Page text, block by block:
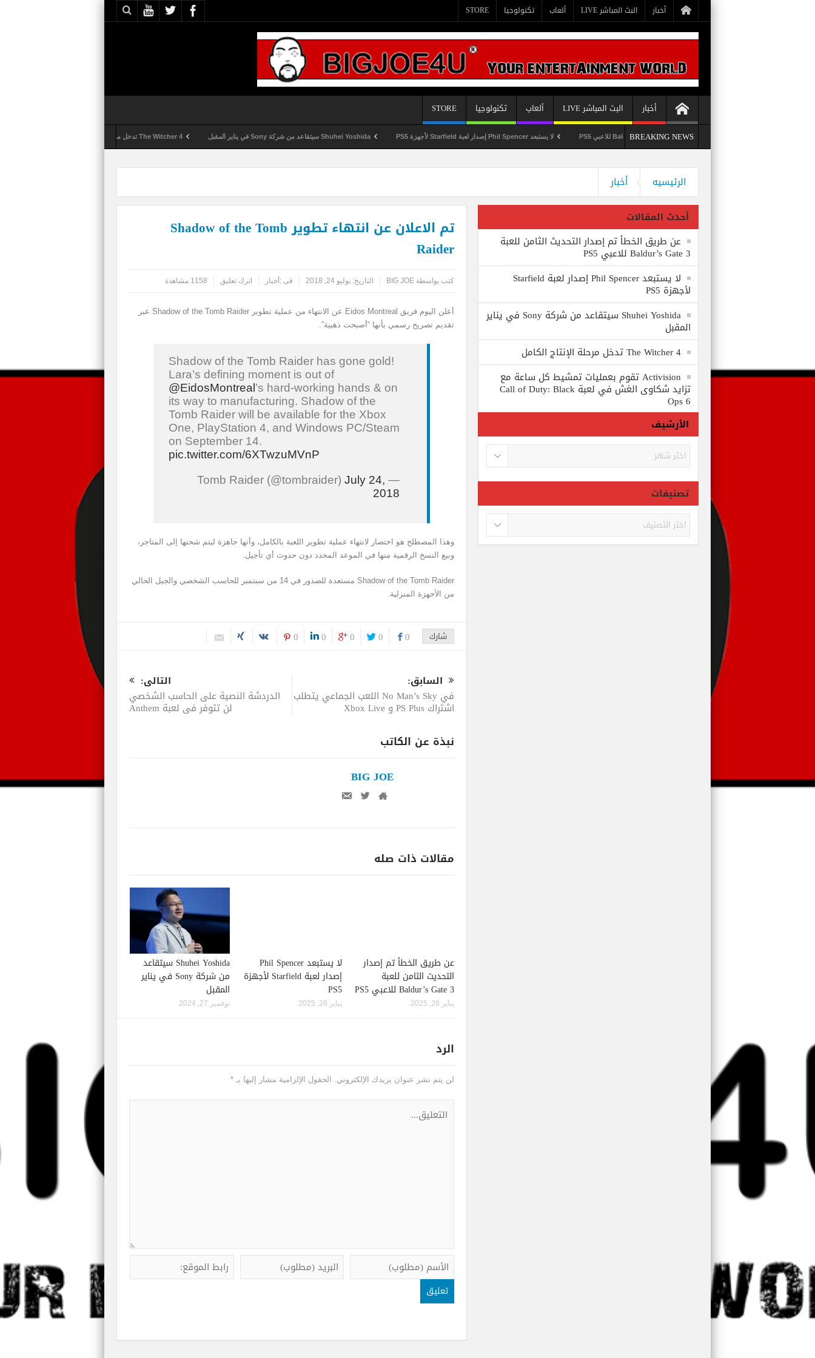
أخبار البث المباشر LIVE ألعاب تكنولوجيا STORE
أخبار البث المباشر LIVE ألعاب تكنولوجيا
STORE
BREAKING NEWSعن طريق الخطأ تم إصدار التحديث الثامن للعبة Baldur’s Gate 3 للاعبي PS5 لا يستبعد Phil Spencer إصدار لعبة Starfield لأجهزة PS5 Shuhei Yoshida سيتقاعد من شركة Sony في يناير المقبل The Witcher 4 تدخل مرحلة الإنتاج الكامل
الرئيسيه أخبار
تم الاعلان عن انتهاء تطوير Shadow of the Tomb
Raider
كتب بواسطة BIG JOE التاريخ: يوليو 24, 2018 فى : أخبار اترك تعليق 1158 مشاهدة
أعلن اليوم فريق Eidos Montreal عن الانتهاء من عملية تطوير Shadow of the Tomb Raider عبر
تقديم تصريح رسمي بأنها “أصبحت ذهبية”.
Shadow of the Tomb Raider has gone gold!
Lara’s defining moment is out of
@EidosMontreal ’s hard-working hands & on
its way to manufacturing. Shadow of the
Tomb Raider will be available for the Xbox
One, PlayStation 4, and Windows PC/Steam
on September 14.
pic.twitter.com/6XTwzuMVnP
— Tomb Raider (@tombraider)
July 24,
2018
وهذا المصطلح هو اختصار لانتهاء عملية تطوير اللعبة بالكامل، وأنها جاهزة ليتم شحنها إلى المتاجر،
وبيع النسخ الرقمية منها في الموعد المحدد دون حدوث أي تأجيل.
Shadow of the Tomb Raider مستعدة للصدور في 14 من سبتمبر للحاسب الشخصي والجيل الحالي
من الأجهزة المنزلية.
شارك 0
0
0
0
0
السابق:
في No Man’s Sky اللعب الجماعي يتطلب
اشتراك PS Plus و Xbox Live
التالى:
الدردشة النصية على الحاسب الشخصي
لن تتوفر في لعبة Anthem
نبذة عن الكاتب
BIG JOE
مقالات ذات صله
عن طريق الخطأ تم إصدار
التحديث الثامن للعبة
Baldur’s Gate 3 للاعبي PS5
يناير 28, 2025
لا يستبعد Phil Spencer
إصدار لعبة Starfield لأجهزة
PS5
يناير 28, 2025
Shuhei Yoshida سيتقاعد
من شركة Sony في يناير
المقبل
نوفمبر 27, 2024
الرد
لن يتم نشر عنوان بريدك الإلكتروني. الحقول الإلزامية مشار إليها بـ *
أحدث المقالات
عن طريق الخطأ تم إصدار التحديث الثامن للعبة
Baldur’s Gate 3 للاعبي PS5
لا يستبعد Phil Spencer إصدار لعبة Starfield
لأجهزة PS5
Shuhei Yoshida سيتقاعد من شركة Sony في يناير
المقبل
The Witcher 4 تدخل مرحلة الإنتاج الكامل
Activision تقوم بعمليات تمشيط كل ساعة مع
تزايد شكاوى الغش في لعبة Call of Duty: Black
Ops 6
الأرشيف
الأرشيف
تصنيفات
تصنيفات